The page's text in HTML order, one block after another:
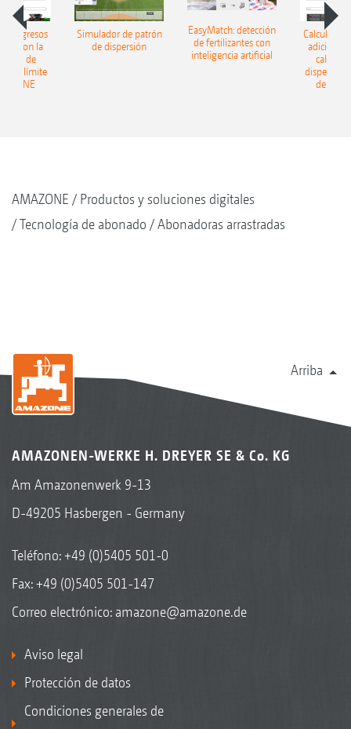
ingresos
con la
de
en límite
Simulador de patrón
de dispersión
EasyMatch: detección
de fertilizantes con
inteligencia artificial
Calcular
dispersión
de
AMAZONE
Productos y soluciones digitales
Tecnología de abonado
Abonadoras arrastradas
Arriba
AMAZONEN-WERKE H. DREYER SE & Co. KG
Am Amazonenwerk 9-13
D-49205 Hasbergen - Germany
Teléfono:+49 (0)5405 501-0
Fax: +49 (0)5405 501-147
Correo electrónico: amazone@amazone.de
Aviso legal
Protección de datos
Condiciones generales de